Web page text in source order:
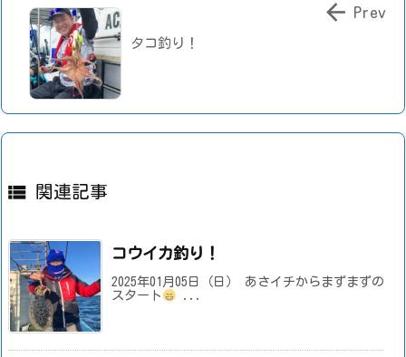
タコ釣り！
 Prev
 関連記事
コウイカ釣り！
2025年01月05日（日） あさイチからまずまずの
スタート
...